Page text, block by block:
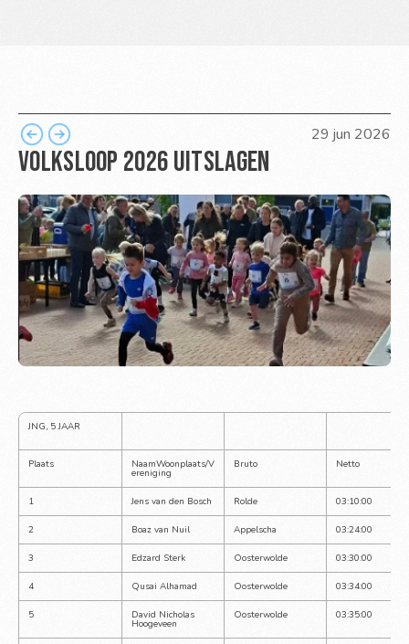
29 jun 2026
Volksloop 2026 Uitslagen
JNG, 5 JAAR
Plaats NaamWoonplaats/V
ereniging
Bruto Netto
1 Jens van den Bosch Rolde 03:10:00
2 Boaz van Nuil Appelscha 03:24:00
3 Edzard Sterk Oosterwolde 03:30:00
4 Qusai Alhamad Oosterwolde 03:34:00
5 David Nicholas
Hoogeveen
Oosterwolde 03:35:00